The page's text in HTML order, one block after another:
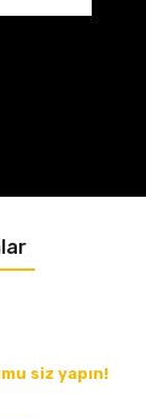
siz yapın!